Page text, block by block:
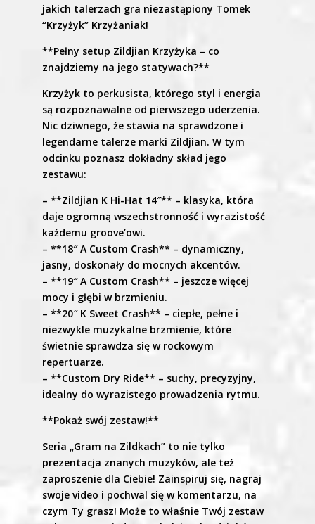
jakich talerzach gra niezastąpiony Tomek
“Krzyżyk” Krzyżaniak!
**Pełny setup Zildjian Krzyżyka – co
znajdziemy na jego statywach?**
Krzyżyk to perkusista, którego styl i energia
są rozpoznawalne od pierwszego uderzenia.
Nic dziwnego, że stawia na sprawdzone i
legendarne talerze marki Zildjian. W tym
odcinku poznasz dokładny skład jego
zestawu:
– **Zildjian K Hi-Hat 14″** – klasyka, która
daje ogromną wszechstronność i wyrazistość
każdemu groove’owi.
– **18″ A Custom Crash** – dynamiczny,
jasny, doskonały do mocnych akcentów.
– **19″ A Custom Crash** – jeszcze więcej
mocy i głębi w brzmieniu.
– **20″ K Sweet Crash** – ciepłe, pełne i
niezwykle muzykalne brzmienie, które
świetnie sprawdza się w rockowym
repertuarze.
– **Custom Dry Ride** – suchy, precyzyjny,
idealny do wyrazistego prowadzenia rytmu.
**Pokaż swój zestaw!**
Seria „Gram na Zildkach” to nie tylko
prezentacja znanych muzyków, ale też
zaproszenie dla Ciebie! Zainspiruj się, nagraj
swoje video i pochwal się w komentarzu, na
czym Ty grasz! Może to właśnie Twój zestaw